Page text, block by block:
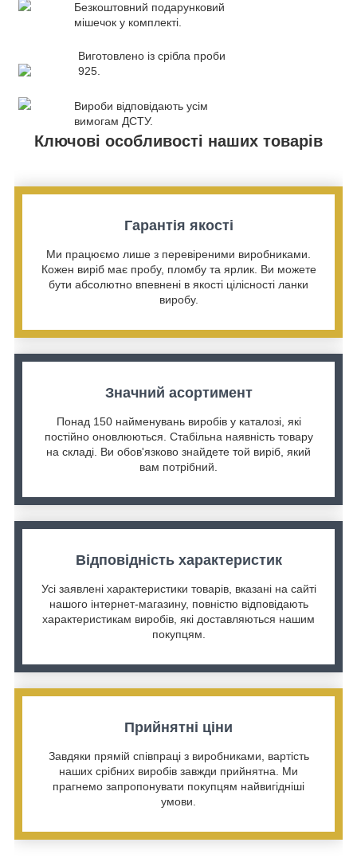
Безкоштовний подарунковий
мішечок у комплекті.
Виготовлено із срібла проби
925.
Вироби відповідають усім
вимогам ДСТУ.
Ключові особливості наших товарів
Гарантія якості
Ми працюємо лише з перевіреними виробниками.
Кожен виріб має пробу, пломбу та ярлик. Ви можете
бути абсолютно впевнені в якості цілісності ланки
виробу.
Значний асортимент
Понад 150 найменувань виробів у каталозі, які
постійно оновлюються. Стабільна наявність товару
на складі. Ви обов'язково знайдете той виріб, який
вам потрібний.
Відповідність характеристик
Усі заявлені характеристики товарів, вказані на сайті
нашого інтернет-магазину, повністю відповідають
характеристикам виробів, які доставляються нашим
покупцям.
Прийнятні ціни
Завдяки прямій співпраці з виробниками, вартість
наших срібних виробів завжди прийнятна. Ми
прагнемо запропонувати покупцям найвигідніші
умови.